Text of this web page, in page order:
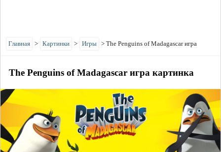
Главная > Картинки > Игры > The Penguins of Madagascar игра
The Penguins of Madagascar игра картинка